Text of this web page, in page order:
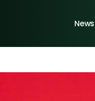
News